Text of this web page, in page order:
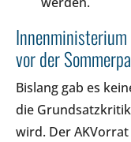
vor der
Bislang gab es
die
wird. Der